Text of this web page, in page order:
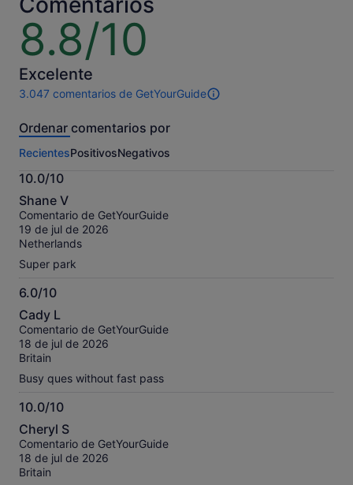
adulto
8.8/10
8.8
sobre
10
Excelente
3.047 comentarios de GetYourGuide
3047 comentarios
esta
Más
información
sobre
nuestros
comentarios
contrastados.
Ordenar comentarios por
RecientesPositivosNegativos
10.0/10
10.0
sobre
10
Shane V
Comentario de GetYourGuide
19 de jul de 2026
Netherlands
Super park
6.0/10
6.0
sobre
10
Cady L
Comentario de GetYourGuide
18 de jul de 2026
Britain
Busy ques without fast pass
10.0/10
10.0
sobre
10
Cheryl S
Comentario de GetYourGuide
18 de jul de 2026
Britain